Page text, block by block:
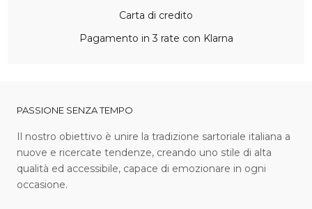
Carta di credito
Pagamento in 3 rate con Klarna
PASSIONE SENZA TEMPO
I l nostro obiettivo è unire la tradizione sartoriale italiana a
nuove e ricercate tendenze, creando uno stile di alta
qualità ed accessibile, capace di emozionare in ogni
occasione.